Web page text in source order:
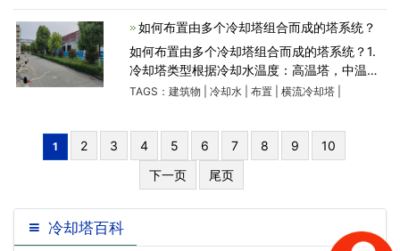
的流动方向可
如何布置由多个冷却塔组合而成的塔系统？
如何布置由多个冷却塔组合而成的塔系统？1.
冷却塔类型根据冷却水温度：高温塔，中温塔
和常温塔。根据安装位置的状态和噪声要求：
TAGS： 建筑物 冷却水| 布置| 横流冷却塔|
1 2 3 4 5 6 7 8 9
10
下一页
尾页
冷却塔百科